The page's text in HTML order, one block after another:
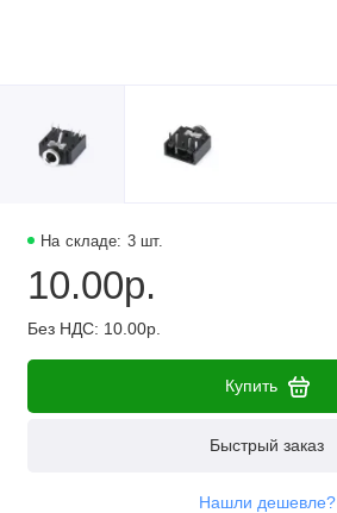
На складе: 3 шт.
10.00р.
Без НДС: 10.00р.
Купить
Быстрый заказ
Нашли дешевле?